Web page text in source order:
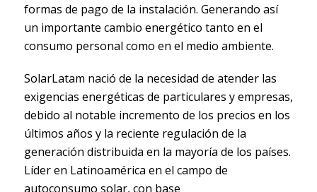
formas de pago de la instalación. Generando así
un importante cambio energético tanto en el
consumo personal como en el medio ambiente.
SolarLatam nació de la necesidad de atender las
exigencias energéticas de particulares y empresas,
debido al notable incremento de los precios en los
últimos años y la reciente regulación de la
generación distribuida en la mayoría de los países.
Líder en Latinoamérica en el campo de
autoconsumo solar, con base